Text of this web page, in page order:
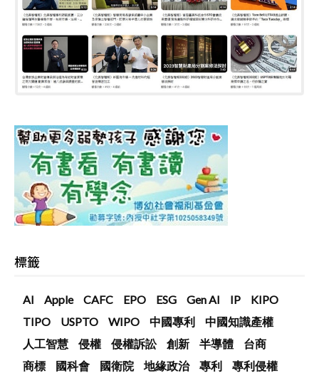
標籤
AI Apple CAFC EPO ESG Gen AI IP
KIPO
TIPO
USPTO WIPO 中國專利
中國知識產權
人工智慧
侵權 侵權訴訟 創新 半導體
台商
商標
國科會 國衛院 地緣政治 專利 專利侵權